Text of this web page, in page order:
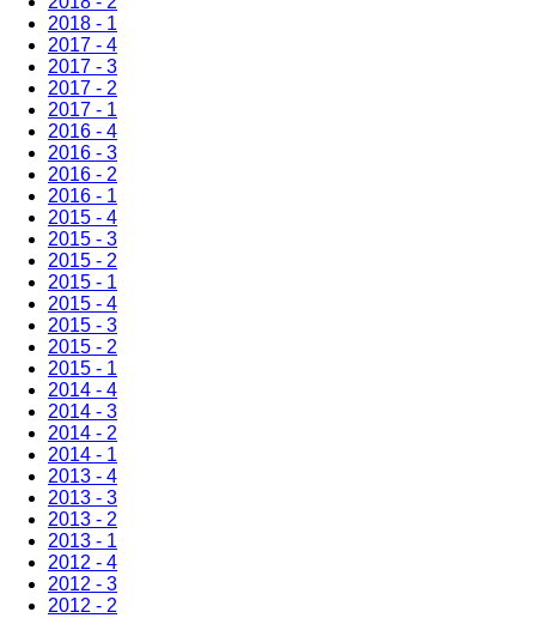
2018 - 1
2017 - 4
2017 - 3
2017 - 2
2017 - 1
2016 - 4
2016 - 3
2016 - 2
2016 - 1
2015 - 4
2015 - 3
2015 - 2
2015 - 1
2015 - 4
2015 - 3
2015 - 2
2015 - 1
2014 - 4
2014 - 3
2014 - 2
2014 - 1
2013 - 4
2013 - 3
2013 - 2
2013 - 1
2012 - 4
2012 - 3
2012 - 2